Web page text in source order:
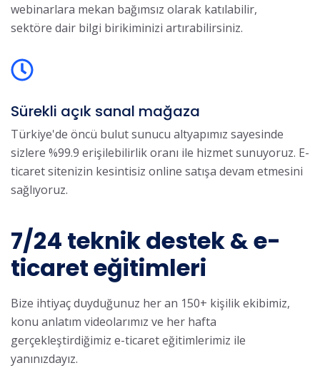
webinarlara mekan bağımsız olarak katılabilir,
sektöre dair bilgi birikiminizi artırabilirsiniz.
Sürekli açık sanal mağaza
Türkiye'de öncü bulut sunucu altyapımız sayesinde
sizlere %99.9 erişilebilirlik oranı ile hizmet sunuyoruz. E-
ticaret sitenizin kesintisiz online satışa devam etmesini
sağlıyoruz.
7/24 teknik destek & e-
ticaret eğitimleri
Bize ihtiyaç duyduğunuz her an 150+ kişilik ekibimiz,
konu anlatım videolarımız ve her hafta
gerçekleştirdiğimiz e-ticaret eğitimlerimiz ile
yanınızdayız.